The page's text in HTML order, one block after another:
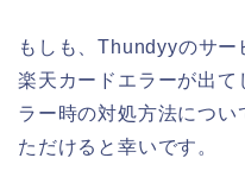
もしも、Thundyyのサー
楽天カードエラーが出て
ラー時の対処方法につ
ただけると幸いです。